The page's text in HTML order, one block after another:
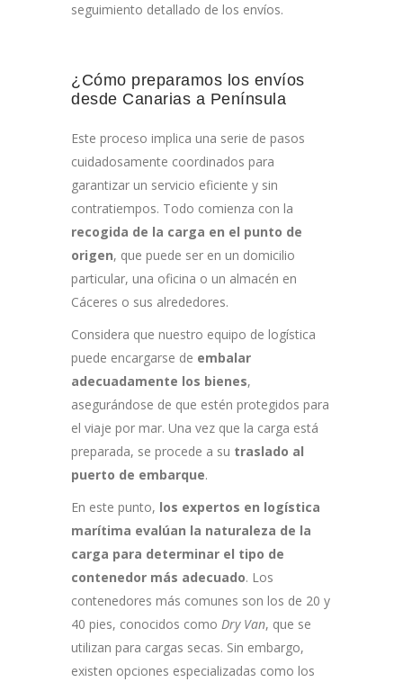
seguimiento detallado de los envíos.
¿Cómo preparamos los envíos
desde Canarias a Península
Este proceso implica una serie de pasos
cuidadosamente coordinados para
garantizar un servicio eficiente y sin
contratiempos. Todo comienza con la
recogida de la carga en el punto de
origen, que puede ser en un domicilio
particular, una oficina o un almacén en
Cáceres o sus alrededores.
Considera que nuestro equipo de logística
puede encargarse de embalar
adecuadamente los bienes,
asegurándose de que estén protegidos para
el viaje por mar. Una vez que la carga está
preparada, se procede a su traslado al
puerto de embarque.
En este punto, los expertos en logística
marítima evalúan la naturaleza de la
carga para determinar el tipo de
contenedor más adecuado. Los
contenedores más comunes son los de 20 y
40 pies, conocidos como Dry Van, que se
utilizan para cargas secas. Sin embargo,
existen opciones especializadas como los